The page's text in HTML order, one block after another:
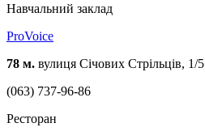
Навчальний заклад
ProVoice
78 м. вулиця Січових Стрільців, 1/5
(063) 737-96-86
Ресторан